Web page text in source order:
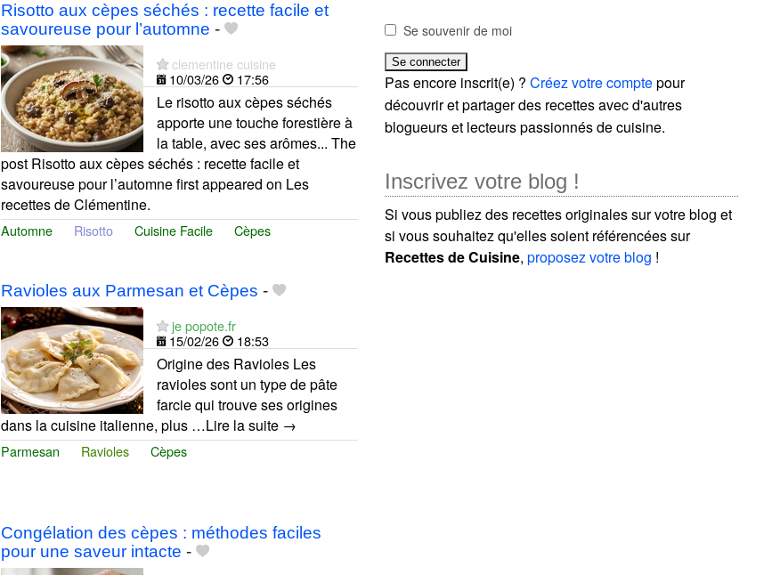
Risotto aux cèpes séchés : recette facile et
savoureuse pour l’automne -
clementine cuisine
10/03/26
17:56
Le risotto aux cèpes séchés
apporte une touche forestière à
la table, avec ses arômes... The
post Risotto aux cèpes séchés : recette facile et
savoureuse pour l’automne first appeared on Les
recettes de Clémentine.
Automne Risotto Cuisine Facile Cèpes
Ravioles aux Parmesan et Cèpes -
je popote.fr
15/02/26
18:53
Origine des Ravioles Les
ravioles sont un type de pâte
farcie qui trouve ses origines
dans la cuisine italienne, plus …Lire la suite →
Parmesan Ravioles Cèpes
Congélation des cèpes : méthodes faciles
pour une saveur intacte -
Se souvenir de moi
Pas encore inscrit(e) ?Créez votre comptepour
découvrir et partager des recettes avec d'autres
blogueurs et lecteurs passionnés de cuisine.
Inscrivez votre blog !
Si vous publiez des recettes originales sur votre blog et
si vous souhaitez qu'elles soient référencées sur
Recettes de Cuisine,proposez votre blog !